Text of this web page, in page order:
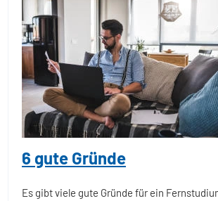
6 gute Gründe
Es gibt viele gute Gründe für ein